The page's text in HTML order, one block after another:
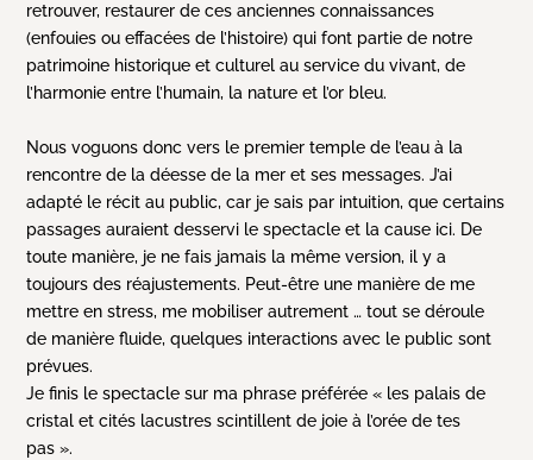
retrouver, restaurer de ces anciennes connaissances
(enfouies ou effacées de l’histoire) qui font partie de notre
patrimoine historique et culturel au service du vivant, de
l’harmonie entre l’humain, la nature et l’or bleu.
Nous voguons donc vers le premier temple de l’eau à la
rencontre de la déesse de la mer et ses messages. J’ai
adapté le récit au public, car je sais par intuition, que certains
passages auraient desservi le spectacle et la cause ici. De
toute manière, je ne fais jamais la même version, il y a
toujours des réajustements. Peut-être une manière de me
mettre en stress, me mobiliser autrement … tout se déroule
de manière fluide, quelques interactions avec le public sont
prévues.
Je finis le spectacle sur ma phrase préférée « les palais de
cristal et cités lacustres scintillent de joie à l’orée de tes
pas ».